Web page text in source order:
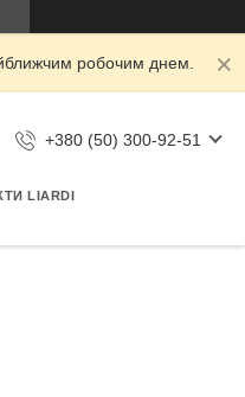
робочим днем.
+380 (50) 300-92-51
LIARDI